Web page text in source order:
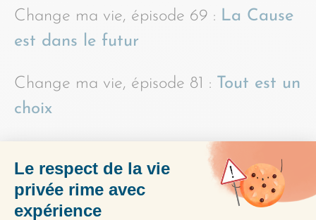
Change ma vie, épisode 69 : La Cause
est dans le futur
Change ma vie, épisode 81 : Tout est un
choix
101 :
ou en volume